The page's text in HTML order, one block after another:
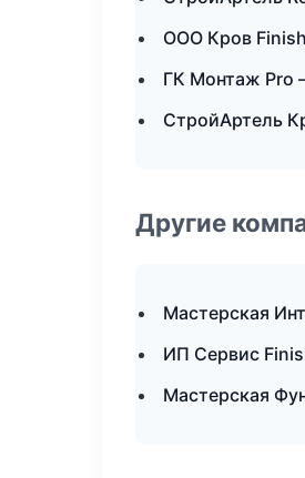
ООО Кров
ГК Монтаж Pro
СтройАртель
Другие
Мастерская
ИП Сервис
Мастерская